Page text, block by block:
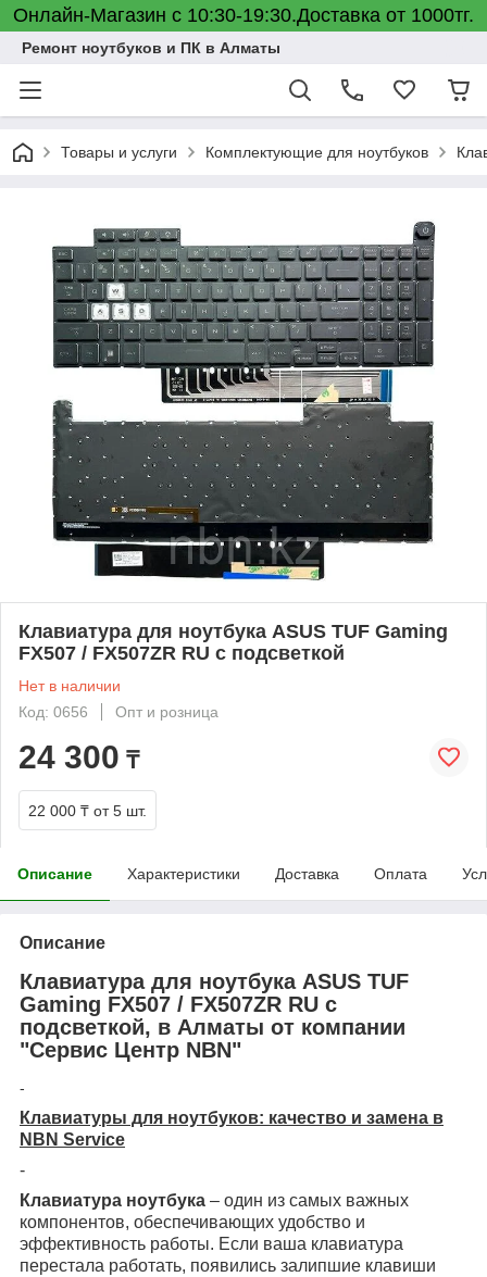
Онлайн-Магазин с 10:30-19:30.Доставка от 1000тг.
Ремонт ноутбуков и ПК в Алматы
Товары и услуги Комплектующие для ноутбуков
Клавиатура для ноутбука ASUS TUF Gaming
FX507 / FX507ZR RU с подсветкой
Нет в наличии
Код: 0656
Опт и розница
24 300 ₸
22 000 ₸ от 5 шт.
Описание Характеристики Доставка Оплата
Описание
Клавиатура для ноутбука ASUS TUF
Gaming FX507 / FX507ZR RU с
подсветкой, в Алматы от компании
"Сервис Центр NBN"
-
Клавиатуры для ноутбуков: качество и замена в
NBN Service
-
Клавиатура ноутбука – один из самых важных
компонентов, обеспечивающих удобство и
эффективность работы. Если ваша клавиатура
перестала работать, появились залипшие клавиши